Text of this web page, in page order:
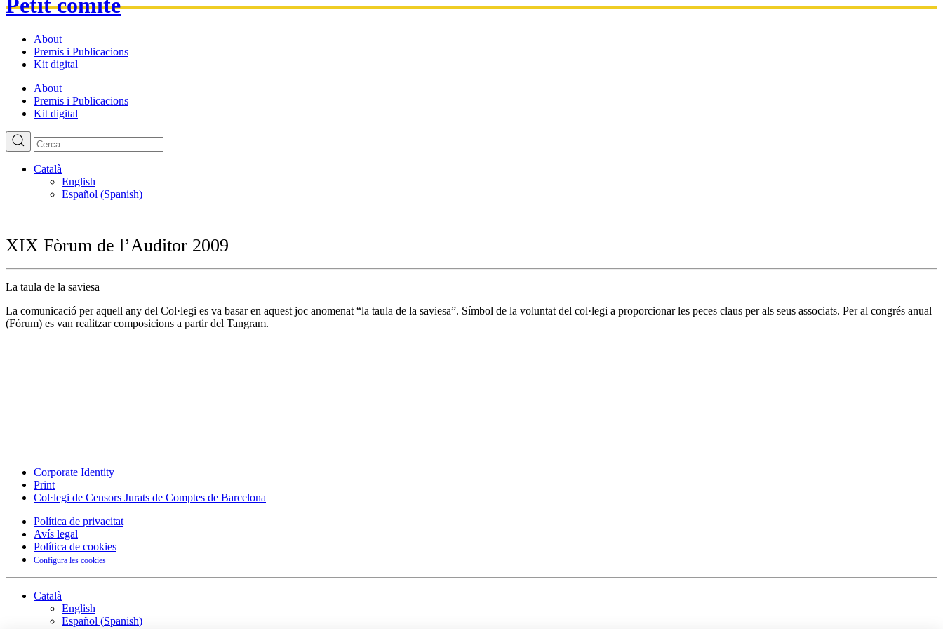
About
Premis i Publicacions
Kit digital
About
Premis i Publicacions
Kit digital
Català
English
Español (Spanish)
XIX Fòrum de l’Auditor 2009
La taula de la saviesa
La comunicació per aquell any del Col·legi es va basar en aquest joc anomenat “la taula de la saviesa”. Símbol de la voluntat del col·legi a proporcionar les peces claus per als seus associats. Per al congrés anual
(Fórum) es van realitzar composicions a partir del Tangram.
Corporate Identity
Print
Col·legi de Censors Jurats de Comptes de Barcelona
Política de privacitat
Avís legal
Política de cookies
Configura les cookies
Català
English
Español (Spanish)